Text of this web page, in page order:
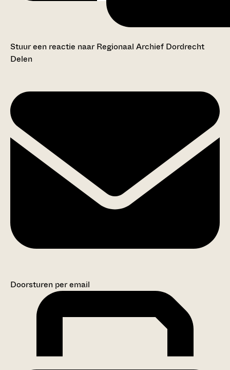
Stuur een reactie naar Regionaal Archief Dordrecht
Delen
Doorsturen per email